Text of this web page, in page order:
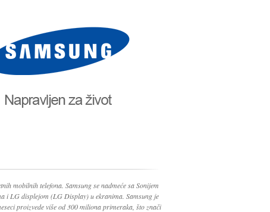
mobilnih telefona. Samsung se nadmeće sa Sonijem
i LG displejom (LG Display) u ekranima. Samsung je
proizvede više od 300 miliona primeraka, što znači